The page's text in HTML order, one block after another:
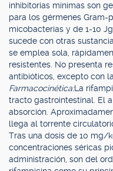
inhibitorias mínimas son
para los gérmenes
micobacterias y de 1-10
sucede con otras
se emplea sola,
resistentes. No presenta
antibióticos, excepto con
Farmacocinética:La
tracto gastrointestinal. El
absorción.
llega al torrente
Tras una dosis de 10 mg/
concentraciones séricas
administración, son del